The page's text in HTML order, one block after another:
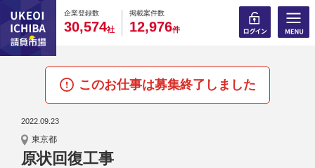
企業登録数
0
3
0
0,
0
5
0
74社
掲載案件数
0
1
0
2,
0
9
0
76件
このお仕事は募集終了しました
2022.09.23
東京都
原状回復工事